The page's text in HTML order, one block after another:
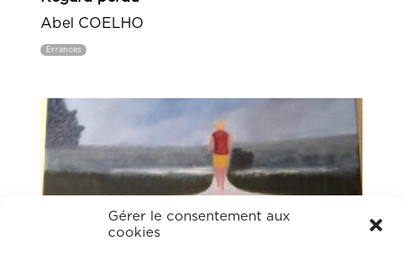
Gérer le consentement aux
cookies
Abel COELHO
Errances